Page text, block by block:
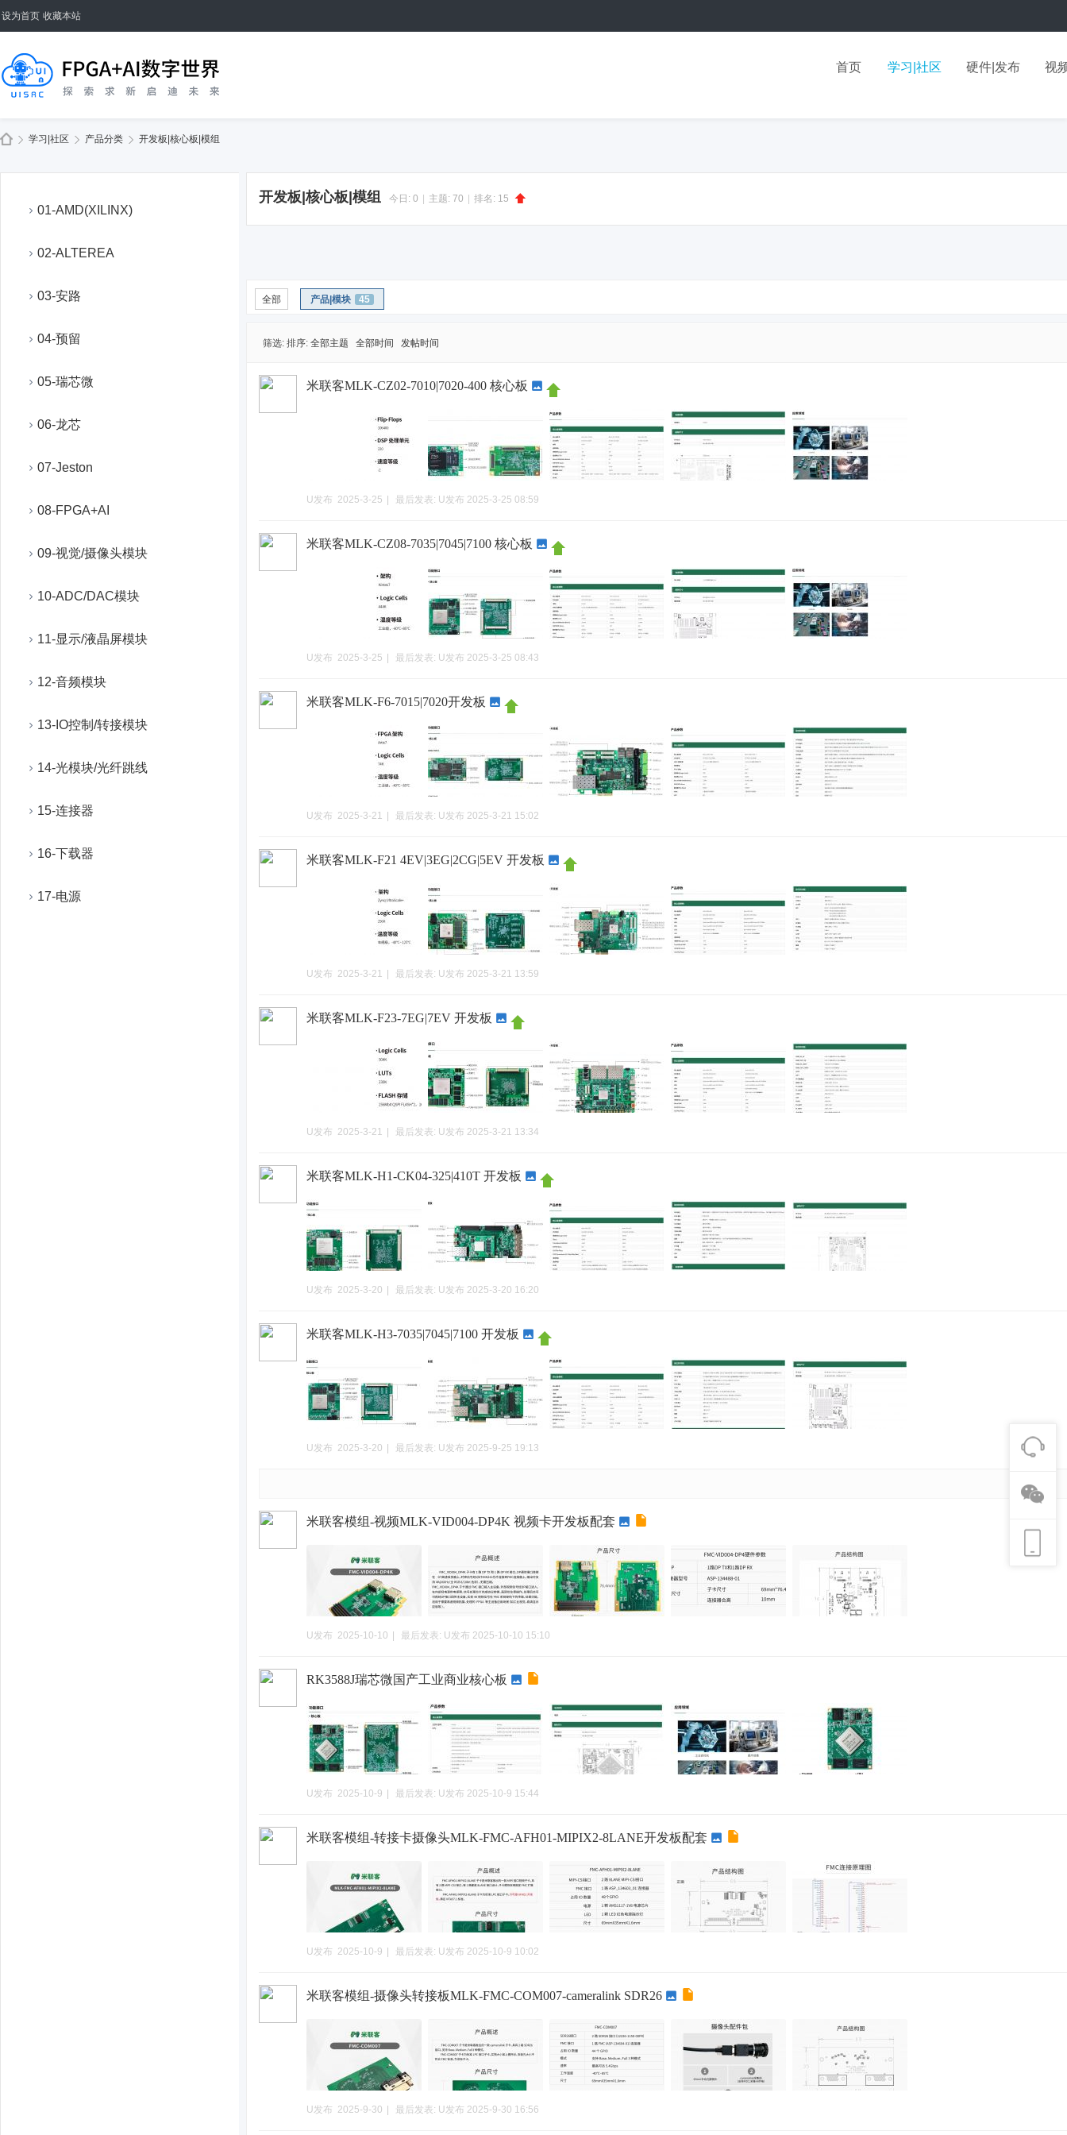
设为首页 收藏本站
首页 学习|社区 硬件|发布 视
学习|社区 产品分类 开发板|核心板|模组
01-AMD(XILINX)
02-ALTEREA
03-安路
04-预留
05-瑞芯微
06-龙芯
07-Jeston
08-FPGA+AI
09-视觉/摄像头模块
10-ADC/DAC模块
11-显示/液晶屏模块
12-音频模块
13-IO控制/转接模块
14-光模块/光纤跳线
15-连接器
16-下载器
17-电源
开发板|核心板|模组 今日: 0 主题: 70 排名: 15
全部 产品|模块 45
筛选: 全部主题 全部时间
排序: 发帖时间
米联客MLK-CZ02-7010|7020-400 核心板
U发布 2025-3-25 最后发表: U发布 2025-3-25 08:59
米联客MLK-CZ08-7035|7045|7100 核心板
U发布 2025-3-25 最后发表: U发布 2025-3-25 08:43
米联客MLK-F6-7015|7020开发板
U发布 2025-3-21 最后发表: U发布 2025-3-21 15:02
米联客MLK-F21 4EV|3EG|2CG|5EV 开发板
U发布 2025-3-21 最后发表: U发布 2025-3-21 13:59
米联客MLK-F23-7EG|7EV 开发板
U发布 2025-3-21 最后发表: U发布 2025-3-21 13:34
米联客MLK-H1-CK04-325|410T 开发板
U发布 2025-3-20 最后发表: U发布 2025-3-20 16:20
米联客MLK-H3-7035|7045|7100 开发板
U发布 2025-3-20 最后发表: U发布 2025-9-25 19:13
米联客模组-视频MLK-VID004-DP4K 视频卡开发板配套
U发布 2025-10-10 最后发表: U发布 2025-10-10 15:10
RK3588J瑞芯微国产工业商业核心板
U发布 2025-10-9 最后发表: U发布 2025-10-9 15:44
米联客模组-转接卡摄像头MLK-FMC-AFH01-MIPIX2-8LANE开发板配套
U发布 2025-10-9 最后发表: U发布 2025-10-9 10:02
米联客模组-摄像头转接板MLK-FMC-COM007-cameralink SDR26
U发布 2025-9-30 最后发表: U发布 2025-9-30 16:56